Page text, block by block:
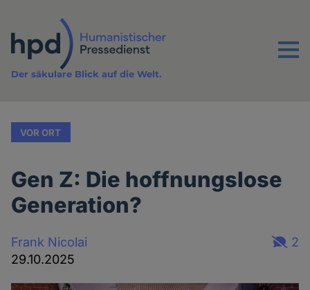
Inhalt
Menu
Der säkulare Blick auf die Welt.
VOR ORT
Gen Z: Die hoffnungslose
Generation?
Frank Nicolai
29.10.2025
2